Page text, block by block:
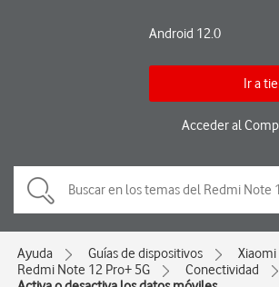
Android 12.0
Ir a
Acceder al
Ayuda Guías de dispositivos
Xiaomi
Redmi Note 12 Pro+ 5G
Conectividad